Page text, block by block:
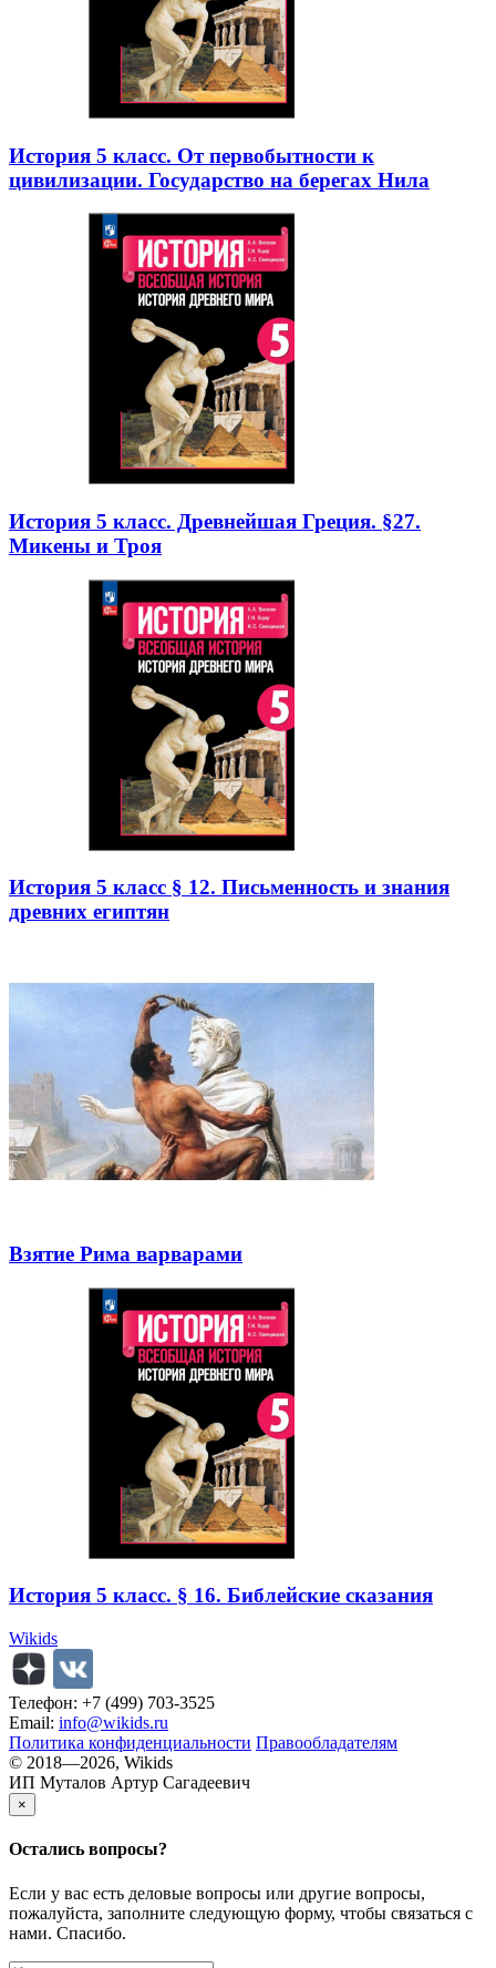
История 5 класс. От первобытности к
цивилизации. Государство на берегах Нила
История 5 класс. Древнейшая Греция. §27.
Микены и Троя
История 5 класс § 12. Письменность и знания
древних египтян
Взятие Рима варварами
История 5 класс. § 16. Библейские сказания
Wikids
Телефон: +7 (499) 703-3525
Email: info@wikids.ru
Политика конфиденциальности Правообладателям
© 2018—2026, Wikids
ИП Муталов Артур Сагадеевич
×
Остались вопросы?
Если у вас есть деловые вопросы или другие вопросы,
пожалуйста, заполните следующую форму, чтобы связаться с
нами. Спасибо.